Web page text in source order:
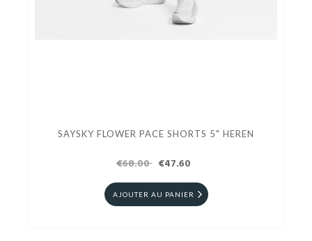
SAYSKY FLOWER PACE SHORTS 5" HEREN
€68.00 €47.60
AJOUTER AU PANIER